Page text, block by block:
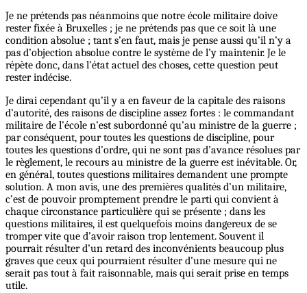
Je ne prétends pas néanmoins que notre école militaire doive
rester fixée à Bruxelles ; je ne prétends pas que ce soit là une
condition absolue ; tant s’en faut, mais je pense aussi qu’il n’y a
pas d’objection absolue contre le système de l’y maintenir. Je le
répète donc, dans l’état actuel des choses, cette question peut
rester indécise.
Je dirai cependant qu’il y a en faveur de la capitale des raisons
d’autorité, des raisons de discipline assez fortes : le commandant
militaire de l’école n’est subordonné qu’au ministre de la guerre ;
par conséquent, pour toutes les questions de discipline, pour
toutes les questions d’ordre, qui ne sont pas d’avance résolues par
le règlement, le recours au ministre de la guerre est inévitable. Or,
en général, toutes questions militaires demandent une prompte
solution. A mon avis, une des premières qualités d’un militaire,
c’est de pouvoir promptement prendre le parti qui convient à
chaque circonstance particulière qui se présente ; dans les
questions militaires, il est quelquefois moins dangereux de se
tromper vite que d’avoir raison trop lentement. Souvent il
pourrait résulter d’un retard des inconvénients beaucoup plus
graves que ceux qui pourraient résulter d’une mesure qui ne
serait pas tout à fait raisonnable, mais qui serait prise en temps
utile.